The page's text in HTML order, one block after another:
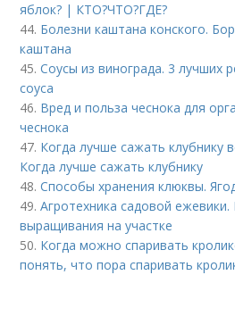
яблок? | КТО?ЧТО?ГДЕ?
44. Болезни каштана конского.
каштана
45.Соусы из винограда. 3 лучших
соуса
46. Вред и польза чеснока для
чеснока
47. Когда лучше сажать клубнику
Когда лучше сажать клубнику
48.Способы хранения клюквы.
49.Агротехника садовой
выращивания на участке
50. Когда можно спаривать
понять, что пора спаривать